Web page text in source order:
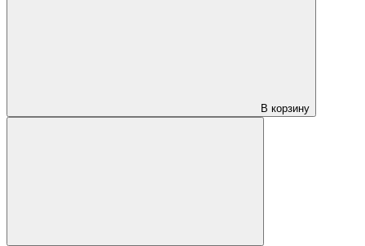
В корзину